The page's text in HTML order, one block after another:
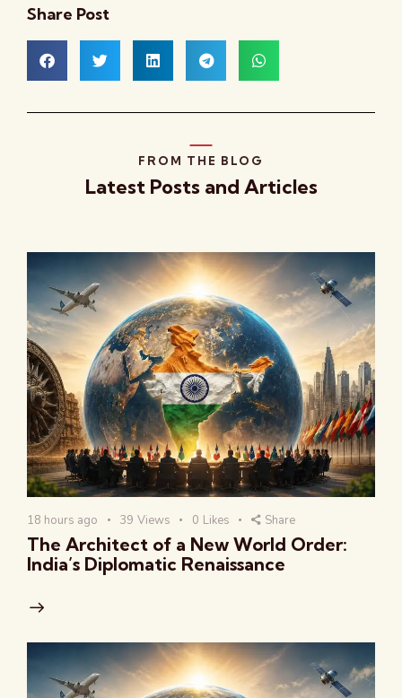
Share Post
FROM THE BLOG
Latest Posts and Articles
18 hours ago 39 Views 0 Likes Share
The Architect of a New World Order:
India’s Diplomatic Renaissance